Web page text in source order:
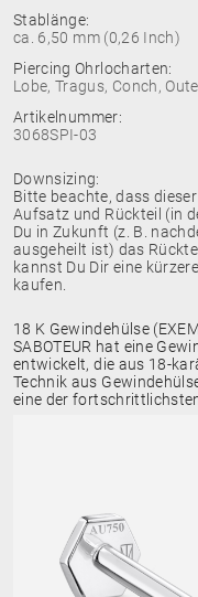
Stablänge:
ca. 6,50 mm (0,26 Inch)
Piercing Ohrlocharten:
Lobe, Tragus, Conch,
Artikelnummer:
3068SPI-03
Downsizing:
Bitte beachte, dass
Aufsatz und Rückteil (in
Du in Zukunft (z. B.
ausgeheilt ist) das
kannst Du Dir eine
kaufen.
18 K Gewindehülse
SABOTEUR hat eine
entwickelt, die aus 18-
Technik aus
eine der